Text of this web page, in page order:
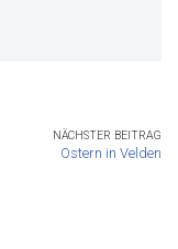
NÄCHSTER BEITRAG
Ostern in Velden